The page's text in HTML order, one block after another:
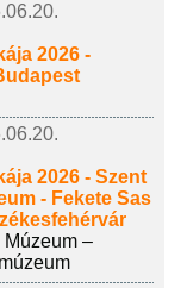
2026 -
2026 - Szent
- Fekete Sas
–